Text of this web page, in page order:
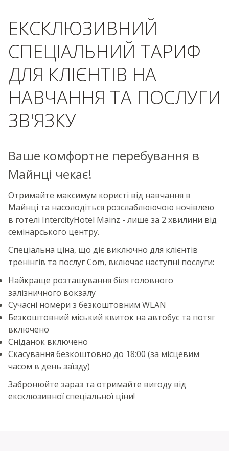
ЕКСКЛЮЗИВНИЙ
СПЕЦІАЛЬНИЙ ТАРИФ
ДЛЯ КЛІЄНТІВ НА
НАВЧАННЯ ТА ПОСЛУГИ
ЗВ'ЯЗКУ
Ваше комфортне перебування в
Майнці чекає!
Отримайте максимум користі від навчання в
Майнці та насолодіться розслаблюючою ночівлею
в готелі IntercityHotel Mainz - лише за 2 хвилини від
семінарського центру.
Спеціальна ціна, що діє виключно для клієнтів
тренінгів та послуг Com, включає наступні послуги:
Найкраще розташування біля головного
залізничного вокзалу
Сучасні номери з безкоштовним WLAN
Безкоштовний міський квиток на автобус та потяг
включено
Сніданок включено
Скасування безкоштовно до 18:00 (за місцевим
часом в день заїзду)
Забронюйте зараз та отримайте вигоду від
ексклюзивної спеціальної ціни!